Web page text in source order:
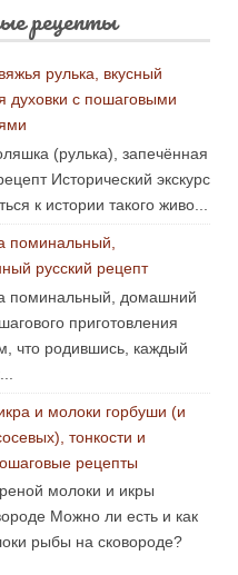
рецепты
рулька, вкусный
духовки с пошаговыми
(рулька), запечённая
Исторический экскурс
к истории такого живо...
поминальный,
русский рецепт
поминальный, домашний
приготовления
что родившись, каждый
и молоки горбуши (и
тонкости и
рецепты
молоки и икры
Можно ли есть и как
рыбы на сковороде?